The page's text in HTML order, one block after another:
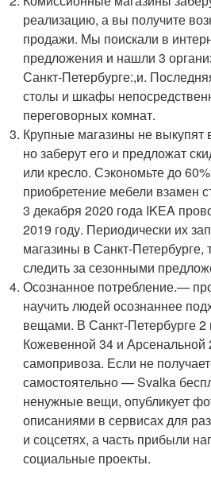
реализацию, а вы получите
продажи. Мы поискали в
предложения и нашли 3
Санкт-Петербурге:,и.
столы и шкафы
переговорных комнат.
Крупные магазины не выкупят
но заберут его и предложат
или кресло. Сэкономьте до
приобретение мебели взамен
3 декабря 2020 года IKEA
2019 году. Периодически их
магазины в Санкт-Петербурге,
следить за сезонными
Осознанное потребление.—
научить людей осознаннее
вещами. В Санкт-Петербурге
Кожевенной 34 и Арсенальной
самопривоза. Если не
самостоятельно — Svalka
ненужные вещи, опубликует
описаниями в сервисах для
и соцсетях, а часть прибыли
социальные проекты.